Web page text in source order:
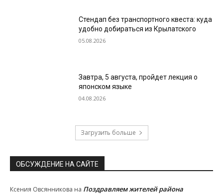
Стендап без транспортного квеста: куда
удобно добираться из Крылатского
05.08.2026
Завтра, 5 августа, пройдет лекция о
японском языке
04.08.2026
Загрузить больше
ОБСУЖДЕНИЕ НА САЙТЕ
Ксения Овсянникова на Поздравляем жителей района